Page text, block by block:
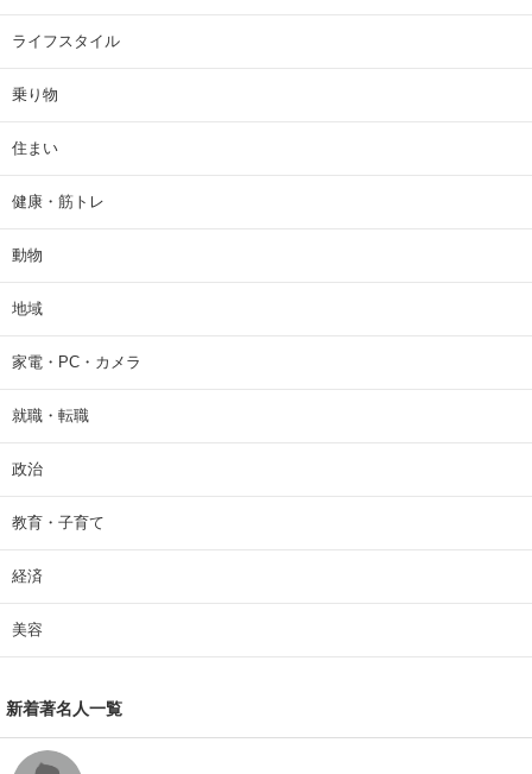
ライフスタイル
乗り物
住まい
健康・筋トレ
動物
地域
家電・PC・カメラ
就職・転職
政治
教育・子育て
経済
美容
新着著名人一覧